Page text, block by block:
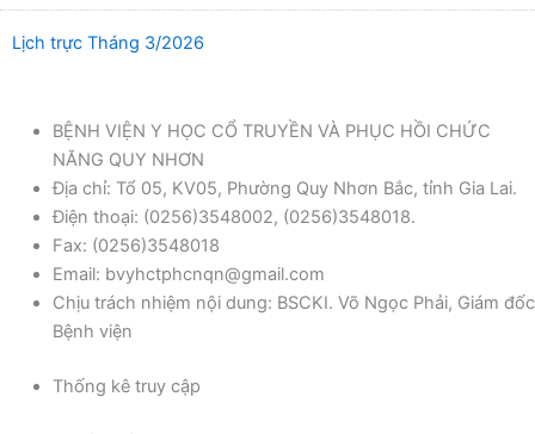
Lịch trực Tháng 3/2026
BỆNH VIỆN Y HỌC CỔ TRUYỀN VÀ PHỤC HỒI CHỨC
NĂNG QUY NHƠN
Địa chỉ: Tổ 05, KV05, Phường Quy Nhơn Bắc, tỉnh Gia Lai.
Điện thoại: (0256)3548002, (0256)3548018.
Fax: (0256)3548018
Email: bvyhctphcnqn@gmail.com
Chịu trách nhiệm nội dung: BSCKI. Võ Ngọc Phải, Giám đốc
Bệnh viện
Thống kê truy cập